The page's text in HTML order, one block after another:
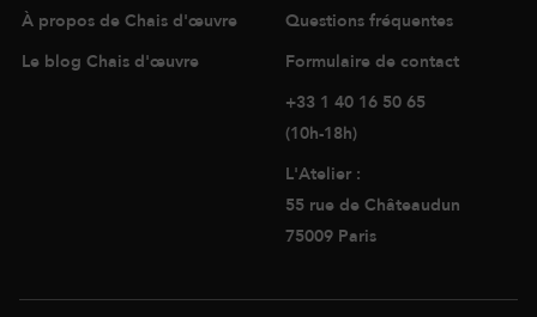
À propos de Chais d'œuvre
Le blog Chais d'œuvre
Questions fréquentes
Formulaire de contact
+33 1 40 16 50 65
(10h-18h)
L'Atelier :
55 rue de Châteaudun
75009 Paris